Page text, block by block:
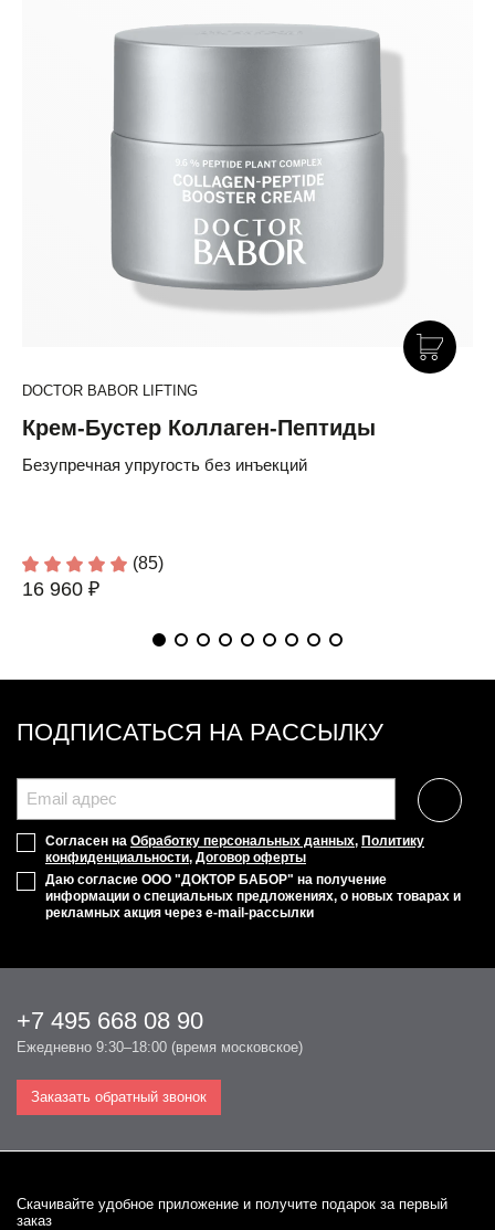
DOCTOR BABOR LIFTING
Крем-Бустер Коллаген-Пептиды
Безупречная упругость без инъекций
(85)
16 960 ₽
ПОДПИСАТЬСЯ НА РАССЫЛКУ
Согласен на Обработку персональных данных, Политику
конфиденциальности, Договор оферты
Даю согласие ООО "ДОКТОР БАБОР" на получение
информации о специальных предложениях, о новых товарах и
рекламных акция через e-mail-рассылки
+7 495 668 08 90
Ежедневно 9:30–18:00 (время московское)
Заказать обратный звонок
Cкачивайте удобное приложение и получите подарок за первый
заказ